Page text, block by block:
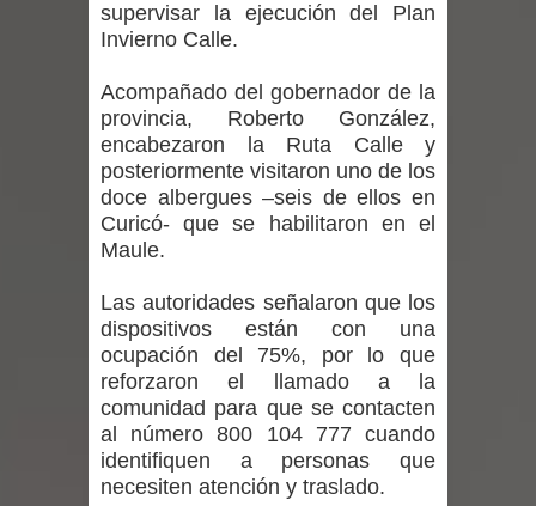
vacunarse
Mario Meza endurece críticas contra
ministra de Salud por dejar fuera a
Linares: “No dará la cara”
Seremi de Desarrollo Social y Familia
niños y adolescentes durante la
emergencia.
Del anime al K-pop: especialistas U.
de Chile analizan el creciente interés
supervisar la ejecución del Plan
Invierno Calle.
Acompañado del gobernador de la
provincia, Roberto González,
encabezaron la Ruta Calle y
posteriormente visitaron uno de los
doce albergues –seis de ellos en
Curicó- que se habilitaron en el
Maule.
Las autoridades señalaron que los
dispositivos están con una
ocupación del 75%, por lo que
reforzaron el llamado a la
comunidad para que se contacten
al número 800 104 777 cuando
identifiquen a personas que
necesiten atención y traslado.